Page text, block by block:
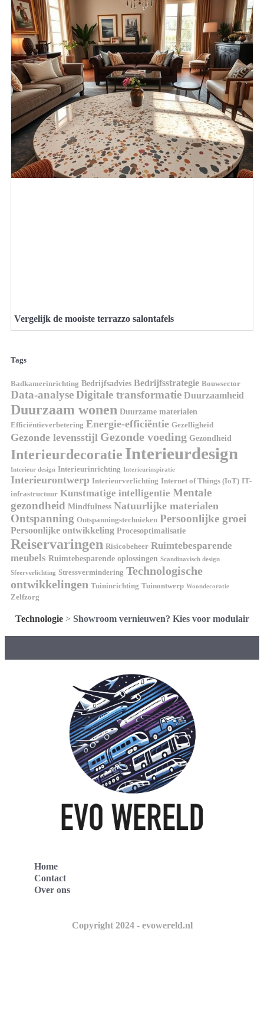
Vergelijk de mooiste terrazzo salontafels
Tags
Badkamerinrichting Bedrijfsadvies Bedrijfsstrategie Bouwsector
Data-analyseDigitale transformatie Duurzaamheid
Duurzaam wonen Duurzame materialen
Efficiëntieverbetering Energie-efficiëntie Gezelligheid
Gezonde levensstijl Gezonde voeding Gezondheid
Interieurdecoratie Interieurdesign
Interieur design Interieurinrichting Interieurinspiratie
Interieurontwerp Interieurverlichting Internet of Things (IoT) IT-
infrastructuur Kunstmatige intelligentie Mentale
gezondheid Mindfulness Natuurlijke materialen
Ontspanning Ontspanningstechnieken Persoonlijke groei
Persoonlijke ontwikkeling Procesoptimalisatie
Reiservaringen Risicobeheer Ruimtebesparende
meubels Ruimtebesparende oplossingen Scandinavisch design
Sfeerverlichting Stressvermindering Technologische
ontwikkelingen Tuininrichting Tuinontwerp Woondecoratie
Zelfzorg
Technologie> Showroom vernieuwen? Kies voor modulair
Home
Contact
Over ons
Copyright 2024 - evowereld.nl